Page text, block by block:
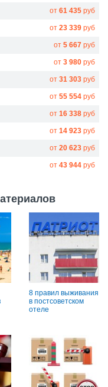
от 61 435 руб
от 23 339 руб
от 5 667 руб
от 3 980 руб
от 31 303 руб
от 55 554 руб
от 16 338 руб
от 14 923 руб
от 20 623 руб
от 43 944 руб
8 правил выживания
в постсоветском
отеле